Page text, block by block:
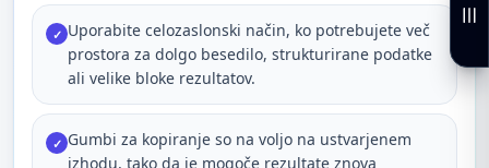
✓ Uporabite celozaslonski način, ko potrebujete več
prostora za dolgo besedilo, strukturirane podatke
ali velike bloke rezultatov.
✓ Gumbi za kopiranje so na voljo na ustvarjenem
izhodu, tako da je mogoče rezultate znova